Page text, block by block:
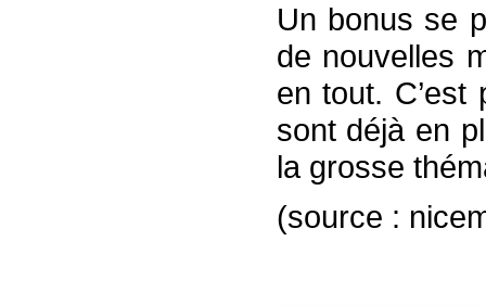
Un bonus se
de nouvelles
en tout. C’est
sont déjà en
la grosse
(source :